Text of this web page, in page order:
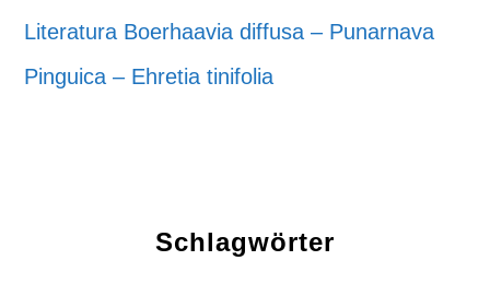
Literatura Boerhaavia diffusa – Punarnava
Pinguica – Ehretia tinifolia
Schlagwörter